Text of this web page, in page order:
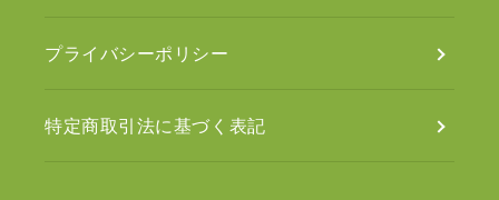
プライバシーポリシー
特定商取引法に基づく表記